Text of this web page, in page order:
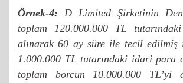
Örnek-4: D Limited Şirketinin
toplam 120.000.000 TL
alınarak 60 ay süre ile tecil
1.000.000 TL tutarındaki idari para
toplam borcun 10.000.000 TL’yi